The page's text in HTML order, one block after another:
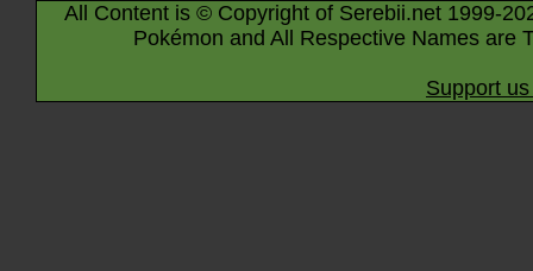
All Content is © Copyright of Serebii.net 1999-
Pokémon and All Respective Names are
Support